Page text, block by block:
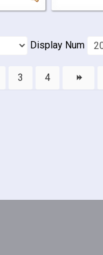
Display Num
3 4